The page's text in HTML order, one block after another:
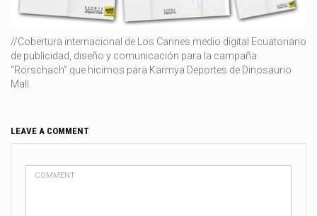
//Cobertura internacional de Los Cannes medio digital Ecuatoriano
de publicidad, diseño y comunicación para la campaña
“Rorschach” que hicimos para Karmya Deportes de Dinosaurio
Mall.
LEAVE A COMMENT